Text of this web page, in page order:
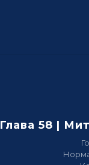
Глава 58 |